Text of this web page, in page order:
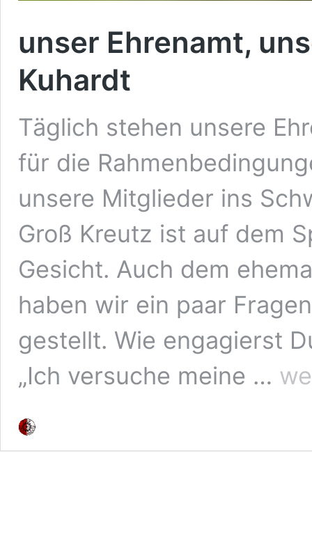
unser Ehrenamt,
Kuhardt
Täglich stehen unsere
für die
unsere Mitglieder ins
Groß Kreutz ist auf dem
Gesicht. Auch dem
haben wir ein paar
gestellt. Wie engagierst
„Ich versuche meine …